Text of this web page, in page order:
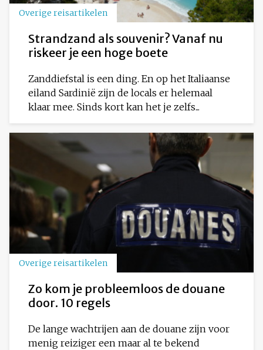
Overige reisartikelen
Strandzand als souvenir? Vanaf nu
riskeer je een hoge boete
Zanddiefstal is een ding. En op het Italiaanse
eiland Sardinië zijn de locals er helemaal
klaar mee. Sinds kort kan het je zelfs...
Overige reisartikelen
Zo kom je probleemloos de douane
door. 10 regels
De lange wachtrijen aan de douane zijn voor
menig reiziger een maar al te bekend